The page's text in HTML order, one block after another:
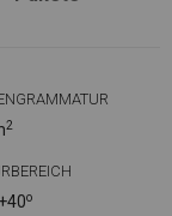
2
o